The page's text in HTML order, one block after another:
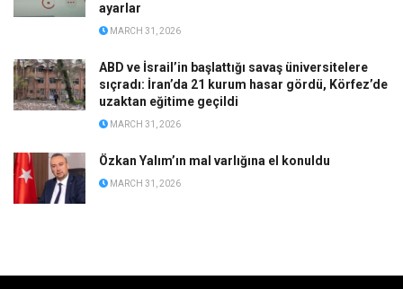
ayarlar
MARCH 31, 2026
ABD ve İsrail’in başlattığı savaş üniversitelere
sıçradı: İran’da 21 kurum hasar gördü, Körfez’de
uzaktan eğitime geçildi
MARCH 31, 2026
Özkan Yalım’ın mal varlığına el konuldu
MARCH 31, 2026